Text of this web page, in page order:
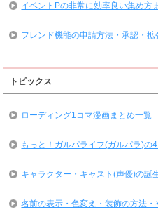
イベントPの非常に効率良い集め方
フレンド機能の申請方法・承認・
トピックス
ローディング1コマ漫画まとめ一覧
もっと！ガルパライフ(ガルパラ)の
キャラクター・キャスト(声優)の誕
名前の表示・色変え・装飾の方法・